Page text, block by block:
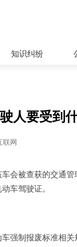
知识纠纷
人要受到
联网
会被查获的交通
车驾驶证。
强制报废标准相